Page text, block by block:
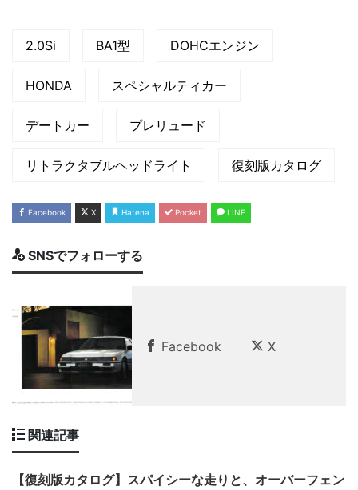
2.0Si BA1型 DOHCエンジン
HONDA スペシャルティカー
デートカー プレリュード
リトラクタブルヘッドライト 復刻版カタログ
Facebook X Hatena Pocket LINE
SNSでフォローする
Facebook X
関連記事
【復刻版カタログ】スパイシーな走りと、オーバーフェン